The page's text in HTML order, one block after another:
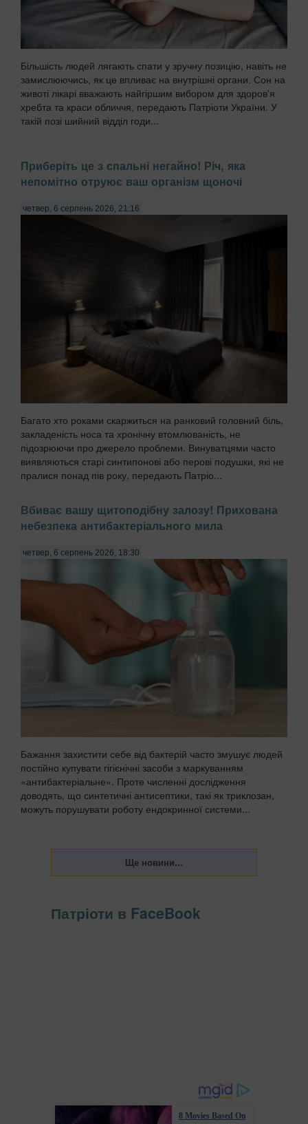
Більшість людей лягають спати у зручну позицію, навіть не
замислюючись, як це впливає на внутрішні органи. Сон на
животі лікарі вважають найгіршим вибором для здоров'я
хребта та краси обличчя, передають Патріоти України. У
такій позі шийний відділ годи...
Приберіть це з спальні негайно! Річ, яка
непомітно отруює ваш організм щоночі
четвер, 6 серпень 2026, 21:16
Багато хто роками скаржиться на ранковий головний біль,
закладеність носа та хронічну втомлюваність, не
підозрюючи про джерело проблеми. Винуватцями часто
виявляються старі синтипонові або перові подушки, які не
пралися понад пів року, передають Патріо...
Вбиває вашу щитоподібну залозу! Прихована
небезпека антибактеріального мила
четвер, 6 серпень 2026, 18:30
Бажання захистити себе від бактерій часто змушує людей
постійно купувати гігієнічні засоби з маркуванням
«антибактеріальне». Проте численні дослідження
доводять, що синтетичні антисептики, такі як триклозан,
можуть порушувати роботу ендокринної системи...
Патріоти в FaceBook
8 Movies Based On